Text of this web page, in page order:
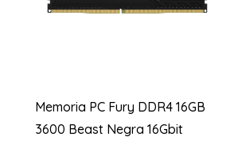
Memoria PC Fury DDR4 16GB
3600 Beast Negra 16Gbit